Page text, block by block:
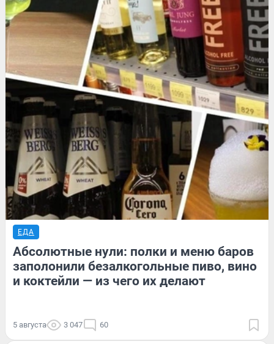
ЕДА
Абсолютные нули: полки и меню баров
заполонили безалкогольные пиво, вино
и коктейли — из чего их делают
5 августа 3 047 60